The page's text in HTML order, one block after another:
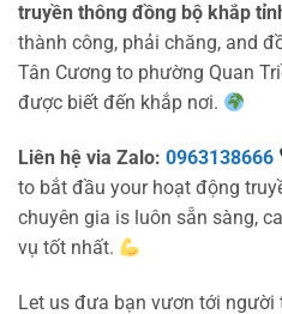
truyền thông đồng bộ khắp
thành công, phải chăng, and
Tân Cương to phường Quan
được biết đến khắp nơi.
Liên hệ via Zalo: 0963138666
to bắt đầu your hoạt động
chuyên gia is luôn sẵn sàng,
vụ tốt nhất.
Let us đưa bạn vươn tới người